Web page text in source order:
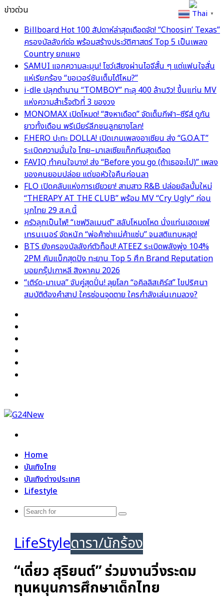
ข่าวด่วน
Billboard Hot 100 สัปดาห์ล่าสุดเดือดจัด! “Choosin’ Texas”
ครองบัลลังก์ต่อ พร้อมสร้างประวัติศาสตร์ Top 5 เป็นเพลง
Country ยกแผง
SAMUI แจกความละมุน! โชว์เสียงผ่านไอจีสั้น ๆ แต่แฟนใจสั่น
แห่เรียกร้อง “ขอเวอร์ชันเต็มได้ไหม?”
i-dle ปลุกตำนาน “TOMBOY” ทะลุ 400 ล้านวิว! ขึ้นแท่น MV
แห่งความสำเร็จตัวที่ 3 ของวง
MONOMAX เปิดโหมด! “สิงหาเดือด” จัดเต็มกีฬา–ซีรีส์ ดูกัน
ยาวทั้งเดือน พรีเมียร์ลีกชนลูกยางโลก!
F.HERO ปะทะ DOLLA! เปิดเกมเพลงอาเซียน ส่ง “G.O.A.T”
ระเบิดความมั่นใจ ไทย–มาเลเซียแท็กทีมสุดเดือด
FAVIQ ทำคนใจบาง! ส่ง “Before you go (ถ้าเธอจะไป)” เพลง
ของคนยอมปล่อย แต่ขอหัวใจคืนก่อนลา
FLO เปิดคลับแห่งการเยียวยา! สามสาว R&B ปล่อยอัลบั้มใหม่
“THERAPY AT THE CLUB” พร้อม MV “Cry Ugly” ก่อน
บุกไทย 29 ส.ค.นี้
ครัวลุกเป็นไฟ! “เชฟวิลเมนต์” สลับโหมดโหด นั่งแท่นเฮดเชฟ
เทรนเนอร์ จัดหนัก “พ่อค้าซ่าแม่ค้าแซ่บ” จนสติแทบหลุด!
BTS ยังครองบัลลังก์ตัวท็อป! ATEEZ ระเบิดพลังพุ่ง 104%
2PM คัมแบ็กสุดปัง ทะยาน Top 5 ศึก Brand Reputation
บอยกรุ๊ปเกาหลี สิงหาคม 2026
“เติร์ด-มาเบล” จับคู่สุดปั่น! ลุยโลก “อคิลลิสเคิร์ส” ไขปริศนา
สมบัติต้องคำสาป ใครซ่อนจุดตาย ใครกำลังเล่นเกมลวง?
Home
บันเทิงไทย
บันเทิงต่างประเทศ
Lifestyle
Search
LifeStyleดารา/นักร้อง
“เดี่ยว สุริยนต์” ร่วมงานวิ่งระดม
ทุนหนุนการศึกษาเด็กไทย
Thai ▼